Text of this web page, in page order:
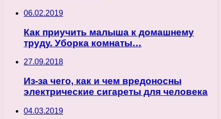
06.02.2019
Как приучить малыша к домашнему
труду. Уборка комнаты…
27.09.2018
Из-за чего, как и чем вредоносны
электрические сигареты для человека
04.03.2019